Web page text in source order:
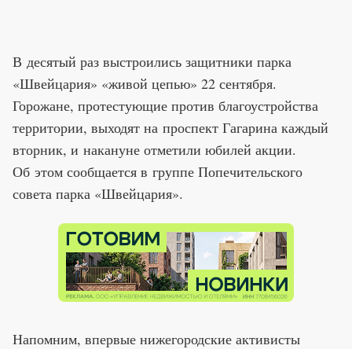
В десятый раз выстроились защитники парка
«Швейцария» «живой цепью» 22 сентября.
Горожане, протестующие против благоустройства
территории, выходят на проспект Гагарина каждый
вторник, и накануне отметили юбилей акции.
Об этом сообщается в группе Попечительского
совета парка «Швейцария».
Напомним, впервые нижегородские активисты